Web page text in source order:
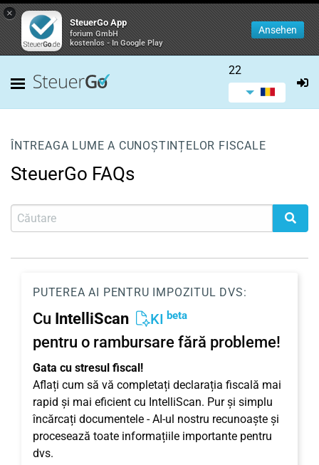
×
SteuerGo App
forium GmbH
kostenlos - In Google Play
Ansehen
22
ÎNTREAGA LUME A CUNOȘTINȚELOR FISCALE
SteuerGo FAQs
PUTEREA AI PENTRU IMPOZITUL DVS:
Cu IntelliScan KI beta
pentru o rambursare fără probleme!
Gata cu stresul fiscal!
Aflați cum să vă completați declarația fiscală mai
rapid și mai eficient cu IntelliScan. Pur și simplu
încărcați documentele - AI-ul nostru recunoaște și
procesează toate informațiile importante pentru
dvs.